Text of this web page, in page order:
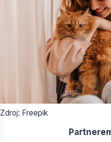
Zdroj: Freepik